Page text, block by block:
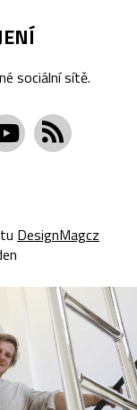
sociální sítě.
DesignMagcz